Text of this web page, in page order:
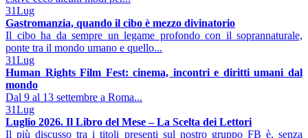
31Lug
Gastromanzia, quando il cibo è mezzo divinatorio
Il cibo ha da sempre un legame profondo con il soprannaturale,
ponte tra il mondo umano e quello...
31Lug
Human Rights Film Fest: cinema, incontri e diritti umani dal
mondo
Dal 9 al 13 settembre a Roma...
31Lug
Luglio 2026. Il Libro del Mese – La Scelta dei Lettori
Il più discusso tra i titoli presenti sul nostro gruppo FB è, senza